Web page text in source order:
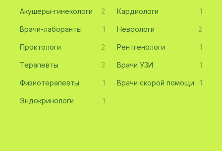
Акушеры-гинекологи 2 Кардиологи 1
Врачи-лаборанты 1 Неврологи 2
Проктологи 2 Рентгенологи 1
Терапевты 3 Врачи УЗИ 1
Физиотерапевты 1 Врачи скорой помощи 1
Эндокринологи 1